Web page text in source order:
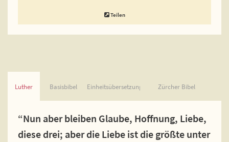
Teilen
Luther Basisbibel Einheitsübersetzung Zürcher Bibel
“Nun aber bleiben Glaube, Hoffnung, Liebe,
diese drei; aber die Liebe ist die größte unter